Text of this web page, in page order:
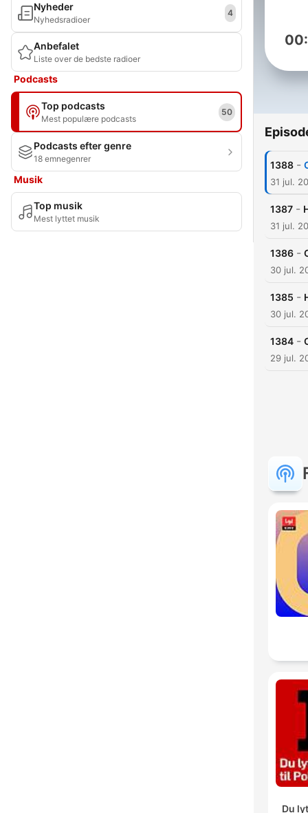
Nyheder
Nyhedsradioer
4
Anbefalet
Liste over de bedste radioer
Podcasts
Top podcasts
Mest populære podcasts
50
Podcasts efter genre
18 emnegenrer
Musik
Top musik
Mest lyttet musik
1388 -
31 jul.
1387 -
31 jul.
1386 -
30 jul.
1385 -
30 jul.
1384 -
29 jul.
Du